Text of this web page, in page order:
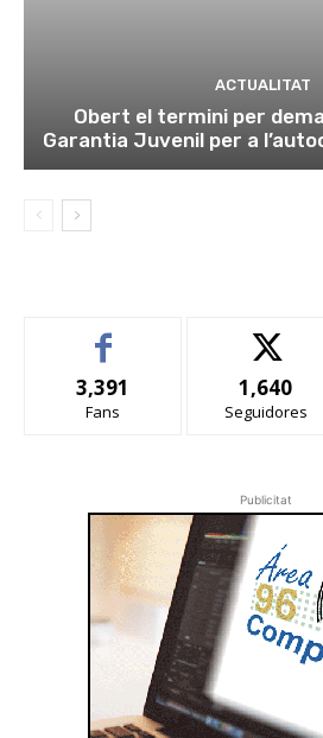
ACTUALITAT
Obert el termini per
Garantia Juvenil per a
3,391
Fans
1,640
Seguidores
Publicitat